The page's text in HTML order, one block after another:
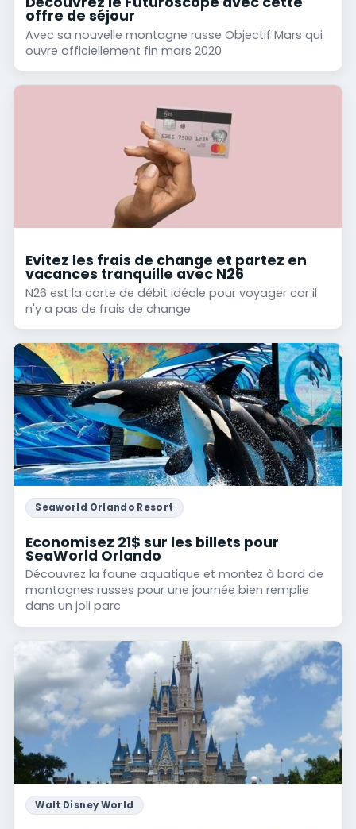
offre de séjour
Avec sa nouvelle montagne russe Objectif Mars qui
ouvre officiellement fin mars 2020
Evitez les frais de change et partez en
vacances tranquille avec N26
N26 est la carte de débit idéale pour voyager car il
n'y a pas de frais de change
Seaworld Orlando Resort
Economisez 21$ sur les billets pour
SeaWorld Orlando
Découvrez la faune aquatique et montez à bord de
montagnes russes pour une journée bien remplie
dans un joli parc
Walt Disney World